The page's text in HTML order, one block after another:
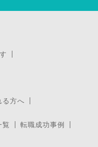
る方へ
覧
転職成功事例